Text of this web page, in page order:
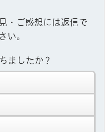
・ご感想には返信で
い。
ましたか？